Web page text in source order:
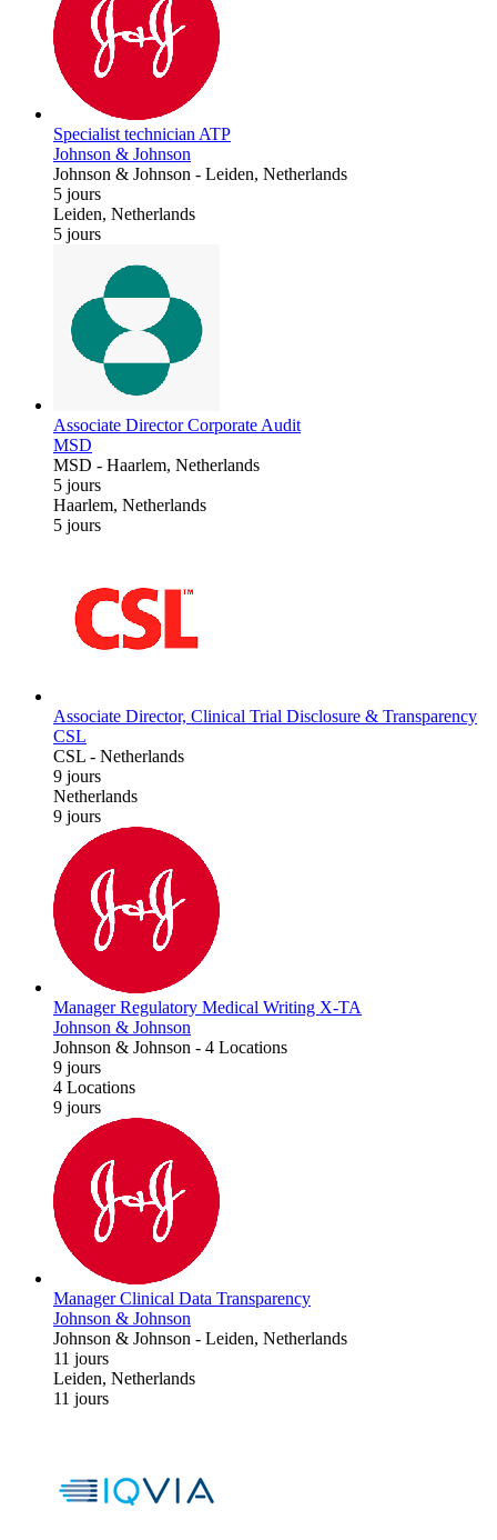
Specialist technician ATP
Johnson & Johnson
Johnson & Johnson - Leiden, Netherlands
5 jours
Leiden, Netherlands
5 jours
Associate Director Corporate Audit
MSD
MSD - Haarlem, Netherlands
5 jours
Haarlem, Netherlands
5 jours
Associate Director, Clinical Trial Disclosure & Transparency
CSL
CSL - Netherlands
9 jours
Netherlands
9 jours
Manager Regulatory Medical Writing X-TA
Johnson & Johnson
Johnson & Johnson - 4 Locations
9 jours
4 Locations
9 jours
Manager Clinical Data Transparency
Johnson & Johnson
Johnson & Johnson - Leiden, Netherlands
11 jours
Leiden, Netherlands
11 jours